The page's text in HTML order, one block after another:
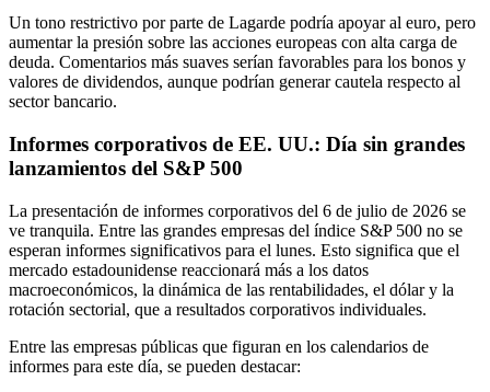
Un tono restrictivo por parte de Lagarde podría apoyar al euro, pero
aumentar la presión sobre las acciones europeas con alta carga de
deuda. Comentarios más suaves serían favorables para los bonos y
valores de dividendos, aunque podrían generar cautela respecto al
sector bancario.
Informes corporativos de EE. UU.: Día sin grandes
lanzamientos del S&P 500
La presentación de informes corporativos del 6 de julio de 2026 se
ve tranquila. Entre las grandes empresas del índice S&P 500 no se
esperan informes significativos para el lunes. Esto significa que el
mercado estadounidense reaccionará más a los datos
macroeconómicos, la dinámica de las rentabilidades, el dólar y la
rotación sectorial, que a resultados corporativos individuales.
Entre las empresas públicas que figuran en los calendarios de
informes para este día, se pueden destacar: